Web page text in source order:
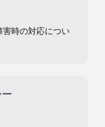
害時の対応につい